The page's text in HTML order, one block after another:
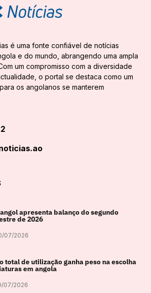
é uma fonte confiável de notícias
e do mundo, abrangendo uma ampla
um compromisso com a diversidade
o portal se destaca como um
os angolanos se manterem
apresenta balanço do segundo
de 2026
07/2026
total de utilização ganha peso na escolha
em angola
07/2026